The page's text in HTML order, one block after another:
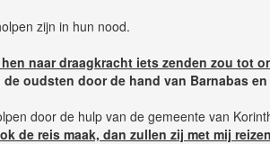
zijn in hun nood.
naar draagkracht iets zenden zou tot
oudsten door de hand van Barnabas en
door de hulp van de gemeente van
de reis maak, dan zullen zij met mij